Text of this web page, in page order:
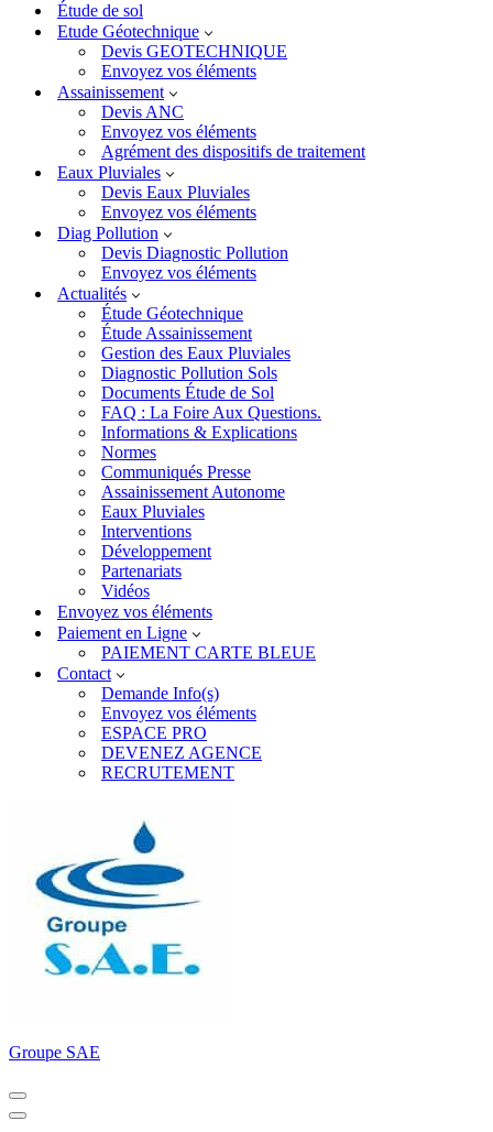
Étude de sol
Etude Géotechnique
Devis GEOTECHNIQUE
Envoyez vos éléments
Assainissement
Devis ANC
Envoyez vos éléments
Agrément des dispositifs de traitement
Eaux Pluviales
Devis Eaux Pluviales
Envoyez vos éléments
Diag Pollution
Devis Diagnostic Pollution
Envoyez vos éléments
Actualités
Étude Géotechnique
Étude Assainissement
Gestion des Eaux Pluviales
Diagnostic Pollution Sols
Documents Étude de Sol
FAQ : La Foire Aux Questions.
Informations & Explications
Normes
Communiqués Presse
Assainissement Autonome
Eaux Pluviales
Interventions
Développement
Partenariats
Vidéos
Envoyez vos éléments
Paiement en Ligne
PAIEMENT CARTE BLEUE
Contact
Demande Info(s)
Envoyez vos éléments
ESPACE PRO
DEVENEZ AGENCE
RECRUTEMENT
Groupe SAE
Menu
de
Menu